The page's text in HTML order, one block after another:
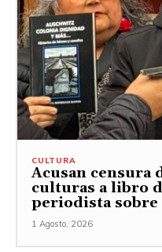
CULTURA
Acusan censura
culturas a libro
periodista
1 Agosto, 2026